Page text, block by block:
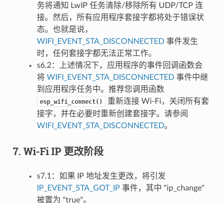
务将通知 LwIP 任务清除/移除所有 UDP/TCP 连
接。然后，所有应用程序套接字都将处于错误状
态。也就是说，
WIFI_EVENT_STA_DISCONNECTED事件发生
时，任何套接字都无法正常工作。
s6.2：上述情况下，应用程序的事件回调函数会
将 WIFI_EVENT_STA_DISCONNECTED事件中继
到应用程序任务中。推荐您调用函数
esp_wifi_connect()
重新连接 Wi-Fi，关闭所有套
接字，并在必要时重新创建套接字。请参阅
WIFI_EVENT_STA_DISCONNECTED。
7. Wi-Fi IP 更改阶段
s7.1：如果 IP 地址发生更改，将引发
IP_EVENT_STA_GOT_IP 事件，其中 "ip_change"
被置为 "true"。